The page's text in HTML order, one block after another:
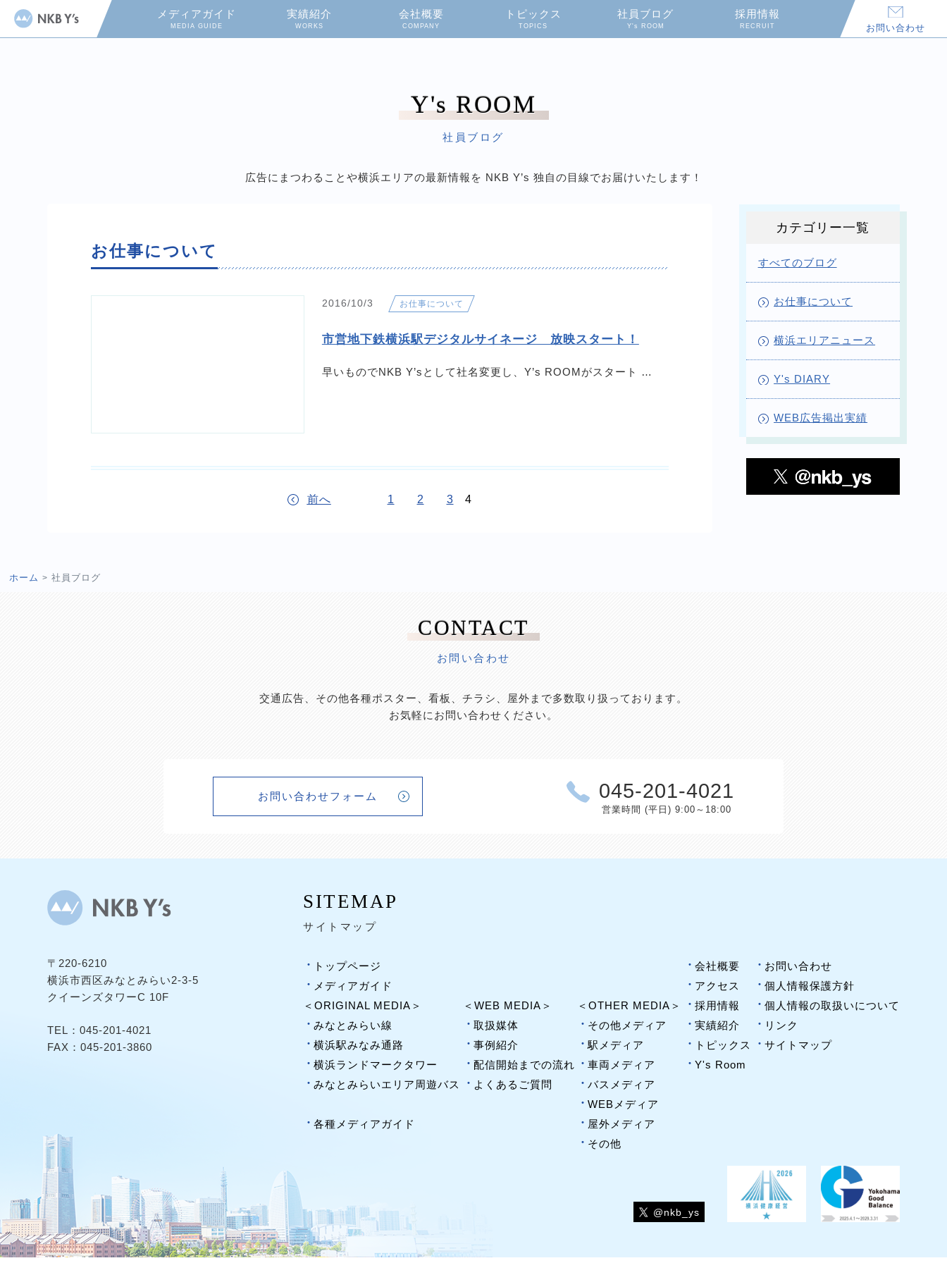
メディアガイド
MEDIA GUIDE
実績紹介
WORKS
会社概要
COMPANY
トピックス
TOPICS
社員ブログ
Y's ROOM
採用情報
RECRUIT お問い合わせ
Y's ROOM
社員ブログ
広告にまつわることや横浜エリアの最新情報を NKB Y’s 独自の目線でお届けいたします！
お仕事について
2016/10/3 お仕事について
市営地下鉄横浜駅デジタルサイネージ 放映スタート！
早いものでNKB Y’sとして社名変更し、Y’s ROOMがスタート …
前へ 1 2 3 4
カテゴリー一覧
すべてのブログ
お仕事について
横浜エリアニュース
Y's DIARY
WEB広告掲出実績
ホーム 社員ブログ
CONTACT
お問い合わせ
交通広告、その他各種ポスター、看板、チラシ、屋外まで多数取り扱っております。
お気軽にお問い合わせください。
お問い合わせフォーム 045-201-4021
営業時間 (平日) 9:00～18:00
SITEMAP
サイトマップ
トップページ
メディアガイド
＜ORIGINAL MEDIA＞
みなとみらい線
横浜駅みなみ通路
横浜ランドマークタワー
みなとみらいエリア周遊バス
各種メディアガイド
＜WEB MEDIA＞
取扱媒体
事例紹介
配信開始までの流れ
よくあるご質問
＜OTHER MEDIA＞
その他メディア
駅メディア
車両メディア
バスメディア
WEBメディア
屋外メディア
その他
会社概要
アクセス
採用情報
実績紹介
トピックス
Y's Room
お問い合わせ
個人情報保護方針
個人情報の取扱いについて
リンク
サイトマップ
〒220-6210
横浜市西区みなとみらい2-3-5
クイーンズタワーC 10F
TEL：045-201-4021
FAX：045-201-3860
@nkb_ys